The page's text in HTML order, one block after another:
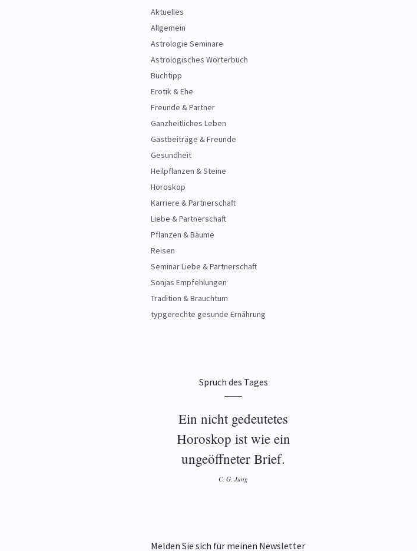
Aktuelles
Allgemein
Astrologie Seminare
Astrologisches Wörterbuch
Buchtipp
Erotik & Ehe
Freunde & Partner
Ganzheitliches Leben
Gastbeiträge & Freunde
Gesundheit
Heilpflanzen & Steine
Horoskop
Karriere & Partnerschaft
Liebe & Partnerschaft
Pflanzen & Bäume
Reisen
Seminar Liebe & Partnerschaft
Sonjas Empfehlungen
Tradition & Brauchtum
typgerechte gesunde Ernährung
Spruch des Tages
Ein nicht gedeutetes
Horoskop ist wie ein
ungeöffneter Brief.
C. G. Jung
Melden Sie sich für meinen Newsletter